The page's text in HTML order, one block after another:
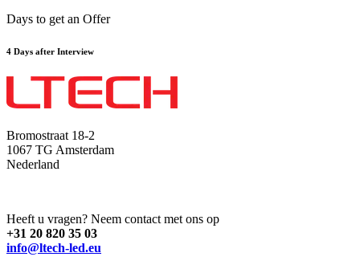
Days to get an Offer
4 Days after Interview
Bromostraat 18-2
1067 TG Amsterdam
Nederland
Heeft u vragen? Neem contact met ons op
+31 20 820 35 03
info@ltech-led.eu